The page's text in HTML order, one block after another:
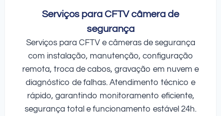
Serviços para CFTV câmera de
segurança
Serviços para CFTV e câmeras de segurança
com instalação, manutenção, configuração
remota, troca de cabos, gravação em nuvem e
diagnóstico de falhas. Atendimento técnico e
rápido, garantindo monitoramento eficiente,
segurança total e funcionamento estável 24h.